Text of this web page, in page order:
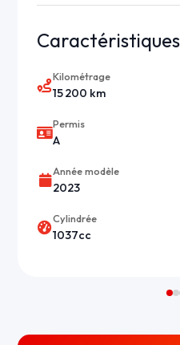
Kilométrage
15 200 km
Permis
A
Année modèle
2023
Cylindrée
1037cc